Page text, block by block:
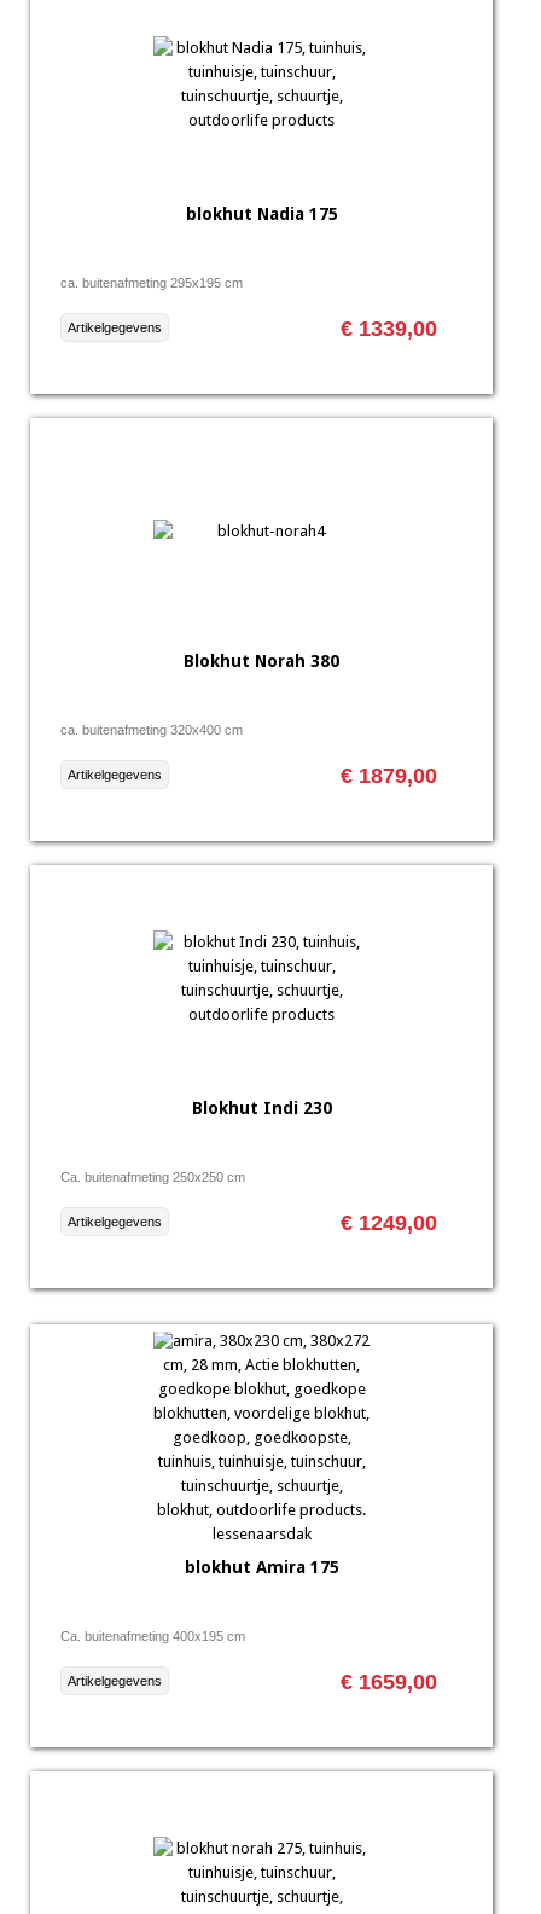
blokhut Nadia 175
ca. buitenafmeting 295x195 cm
€ 1339,00
Artikelgegevens
Blokhut Norah 380
ca. buitenafmeting 320x400 cm
€ 1879,00
Artikelgegevens
Blokhut Indi 230
Ca. buitenafmeting 250x250 cm
€ 1249,00
Artikelgegevens
blokhut Amira 175
Ca. buitenafmeting 400x195 cm
€ 1659,00
Artikelgegevens